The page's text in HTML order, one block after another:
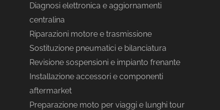
Diagnosi elettronica e aggiornamenti
centralina
Riparazioni motore e trasmissione
Sostituzione pneumatici e bilanciatura
Revisione sospensioni e impianto frenante
Installazione accessori e componenti
aftermarket
Preparazione moto per viaggi e lunghi tour